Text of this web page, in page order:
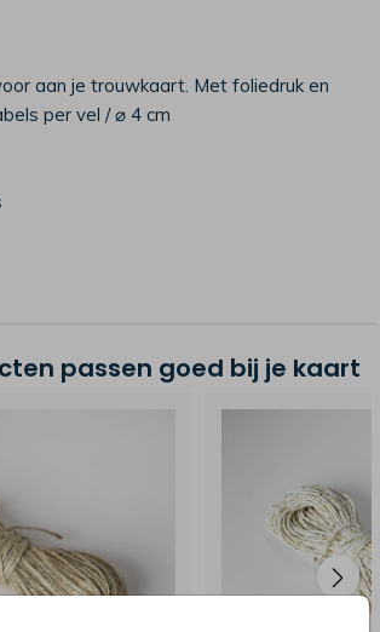
aan je trouwkaart. Met foliedruk en
per vel / ⌀ 4 cm
passen goed bij je kaart